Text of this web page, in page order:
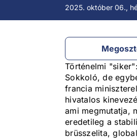
2025. október 06.,
Történelmi
Sokkoló, de
francia
hivatalos
ami megmutatja,
eredetileg a
brüsszelita,